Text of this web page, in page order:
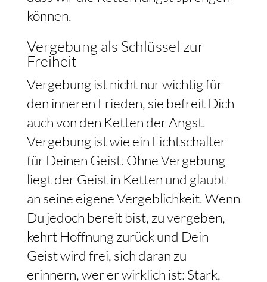
können.
Vergebung als Schlüssel zur
Freiheit
Vergebung ist nicht nur wichtig für
den inneren Frieden, sie befreit Dich
auch von den Ketten der Angst.
Vergebung ist wie ein Lichtschalter
für Deinen Geist. Ohne Vergebung
liegt der Geist in Ketten und glaubt
an seine eigene Vergeblichkeit. Wenn
Du jedoch bereit bist, zu vergeben,
kehrt Hoffnung zurück und Dein
Geist wird frei, sich daran zu
erinnern, wer er wirklich ist: Stark,